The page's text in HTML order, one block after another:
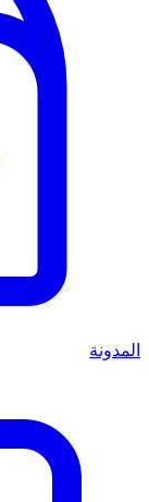
المدونة